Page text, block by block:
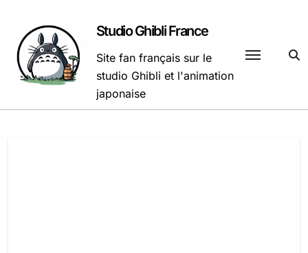
contenu
Studio Ghibli France
Site fan français sur le
studio Ghibli et l'animation
japonaise